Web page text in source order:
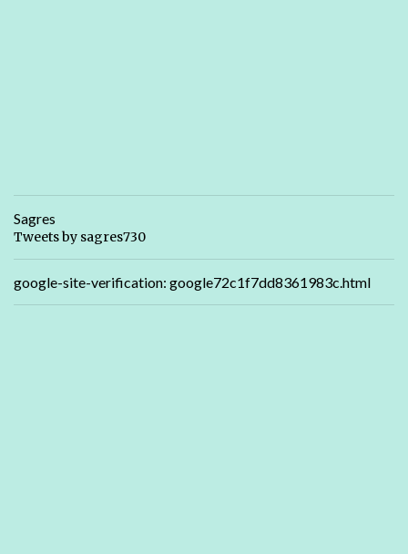
Sagres
Tweets by sagres730
google-site-verification: google72c1f7dd8361983c.html